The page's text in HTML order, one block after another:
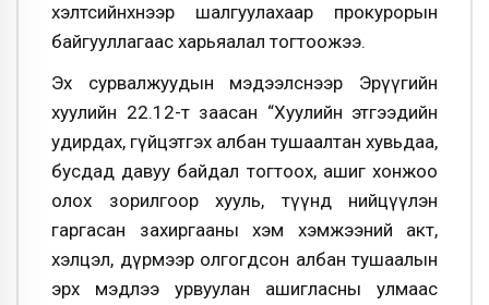
хэлтсийнхнээр шалгуулахаар прокурорын
байгууллагаас харьяалал тогтоожээ.
Эх сурвалжуудын мэдээлснээр Эрүүгийн
хуулийн 22.12-т заасан “Хуулийн этгээдийн
удирдах, гүйцэтгэх албан тушаалтан хувьдаа,
бусдад давуу байдал тогтоох, ашиг хонжоо
олох зорилгоор хууль, түүнд нийцүүлэн
гаргасан захиргааны хэм хэмжээний акт,
хэлцэл, дүрмээр олгогдсон албан тушаалын
эрх мэдлээ урвуулан ашигласны улмаас